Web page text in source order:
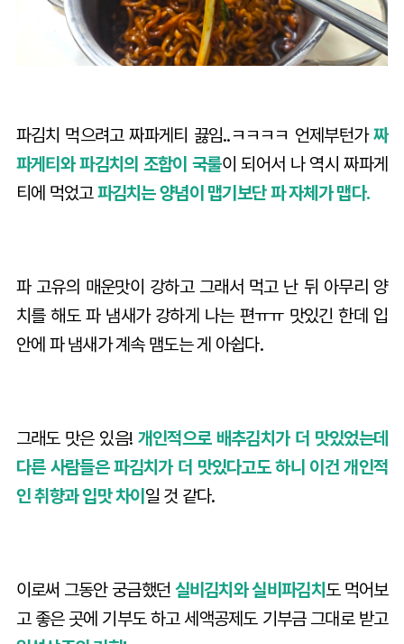
파김치 먹으려고 짜파게티 끓임..ㅋㅋㅋㅋ 언제부턴가짜
파게티와 파김치의 조합이 국룰이 되어서 나 역시 짜파게
티에 먹었고파김치는 양념이 맵기보단 파 자체가 맵다.
파 고유의 매운맛이 강하고 그래서 먹고 난 뒤 아무리 양
치를 해도 파 냄새가 강하게 나는 편ㅠㅠ 맛있긴 한데 입
안에 파 냄새가 계속 맴도는 게 아쉽다.
그래도 맛은 있음! 개인적으로 배추김치가 더 맛있었는데
다른 사람들은 파김치가 더 맛있다고도 하니 이건 개인적
인 취향과 입맛 차이 일 것 같다.
이로써 그동안 궁금했던 실비김치와 실비파김치 도 먹어보
고 좋은 곳에 기부도 하고 세액공제도 기부금 그대로 받고